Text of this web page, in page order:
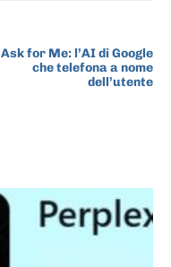
Ask for Me: l’AI di Google
che telefona a nome
dell’utente